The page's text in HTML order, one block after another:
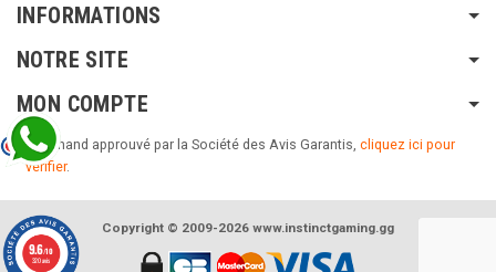
INFORMATIONS
NOTRE SITE
MON COMPTE
Marchand approuvé par la Société des Avis Garantis, cliquez ici pour
vérifier.
Copyright © 2009-2026 www.instinctgaming.gg
9.6/10
320 avis